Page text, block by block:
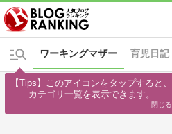
育児日記
ワーキングマザー
【Tips】このアイコンをタップすると、
カテゴリ一覧を表示できます。
閉じる